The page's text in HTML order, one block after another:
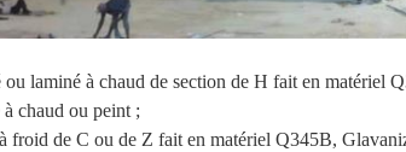
laminé à chaud de section de H fait en matériel
chaud ou peint ;
froid de C ou de Z fait en matériel Q345B,